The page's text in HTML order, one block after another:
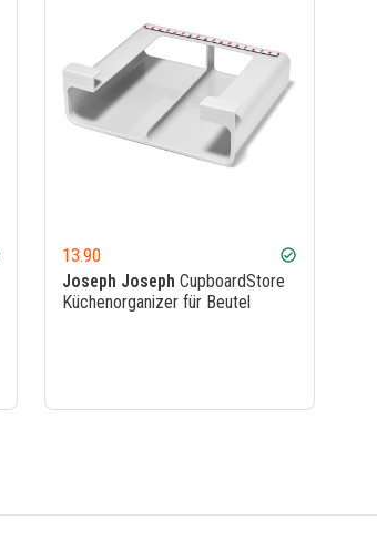
13.90 check_circle
Joseph Joseph CupboardStore
Küchenorganizer für Beutel